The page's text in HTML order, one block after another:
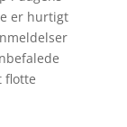
er hurtigt
flotte